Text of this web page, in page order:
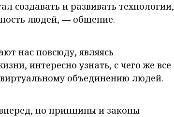
создавать и развивать технологии,
людей, — общение.
нас повсюду, являясь
интересно узнать, с чего же все
объединению людей.
но принципы и законы